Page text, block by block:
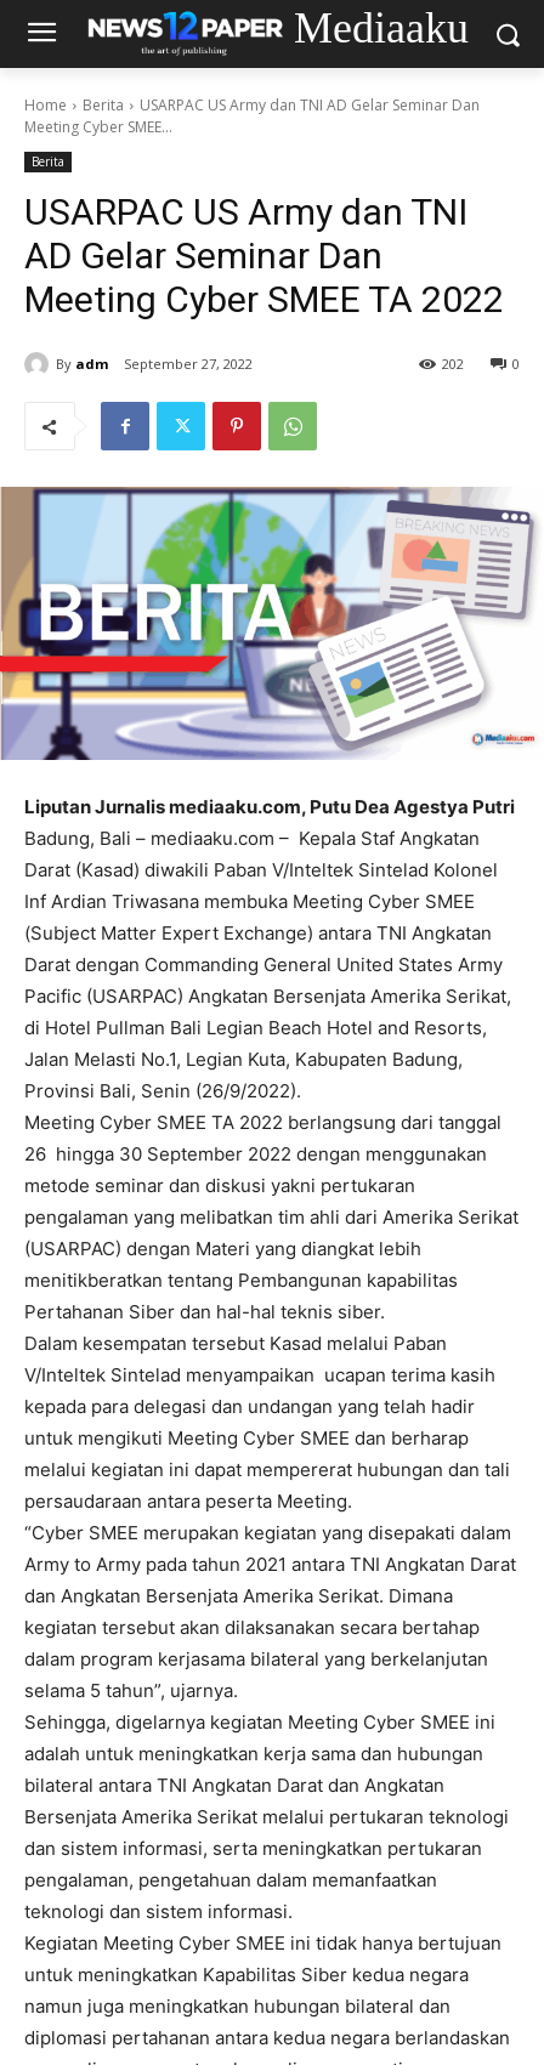
Mediaaku
Home Berita
USARPAC US Army dan TNI AD Gelar Seminar Dan
Meeting Cyber SMEE...
Berita
USARPAC US Army dan TNI
AD Gelar Seminar Dan
Meeting Cyber SMEE TA 2022
By adm September 27, 2022 0
202
Liputan Jurnalis mediaaku.com, Putu Dea Agestya Putri
Badung, Bali – mediaaku.com – Kepala Staf Angkatan
Darat (Kasad) diwakili Paban V/Inteltek Sintelad Kolonel
Inf Ardian Triwasana membuka Meeting Cyber SMEE
(Subject Matter Expert Exchange) antara TNI Angkatan
Darat dengan Commanding General United States Army
Pacific (USARPAC) Angkatan Bersenjata Amerika Serikat,
di Hotel Pullman Bali Legian Beach Hotel and Resorts,
Jalan Melasti No.1, Legian Kuta, Kabupaten Badung,
Provinsi Bali, Senin (26/9/2022).
Meeting Cyber SMEE TA 2022 berlangsung dari tanggal
26 hingga 30 September 2022 dengan menggunakan
metode seminar dan diskusi yakni pertukaran
pengalaman yang melibatkan tim ahli dari Amerika Serikat
(USARPAC) dengan Materi yang diangkat lebih
menitikberatkan tentang Pembangunan kapabilitas
Pertahanan Siber dan hal-hal teknis siber.
Dalam kesempatan tersebut Kasad melalui Paban
V/Inteltek Sintelad menyampaikan ucapan terima kasih
kepada para delegasi dan undangan yang telah hadir
untuk mengikuti Meeting Cyber SMEE dan berharap
melalui kegiatan ini dapat mempererat hubungan dan tali
persaudaraan antara peserta Meeting.
“Cyber SMEE merupakan kegiatan yang disepakati dalam
Army to Army pada tahun 2021 antara TNI Angkatan Darat
dan Angkatan Bersenjata Amerika Serikat. Dimana
kegiatan tersebut akan dilaksanakan secara bertahap
dalam program kerjasama bilateral yang berkelanjutan
selama 5 tahun”, ujarnya.
Sehingga, digelarnya kegiatan Meeting Cyber SMEE ini
adalah untuk meningkatkan kerja sama dan hubungan
bilateral antara TNI Angkatan Darat dan Angkatan
Bersenjata Amerika Serikat melalui pertukaran teknologi
dan sistem informasi, serta meningkatkan pertukaran
pengalaman, pengetahuan dalam memanfaatkan
teknologi dan sistem informasi.
Kegiatan Meeting Cyber SMEE ini tidak hanya bertujuan
untuk meningkatkan Kapabilitas Siber kedua negara
namun juga meningkatkan hubungan bilateral dan
diplomasi pertahanan antara kedua negara berlandaskan